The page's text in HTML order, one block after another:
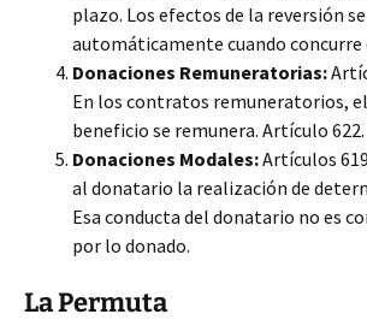
plazo. Los efectos de la reversión
automáticamente cuando concurre
Donaciones Remuneratorias:
En los contratos remuneratorios,
beneficio se remunera. Artículo 622.
Donaciones Modales:Artículos
al donatario la realización de
Esa conducta del donatario no es
por lo donado.
La Permuta